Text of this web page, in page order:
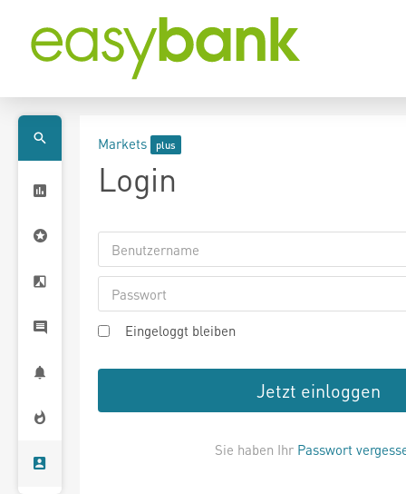
Markets
Login
Eingeloggt bleiben
Jetzt einloggen
Sie haben Ihr Passwort